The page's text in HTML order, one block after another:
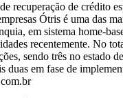
recuperação de crédito
Ótris é uma das
em sistema home-
recentemente. No
sendo três no estado
duas em fase de